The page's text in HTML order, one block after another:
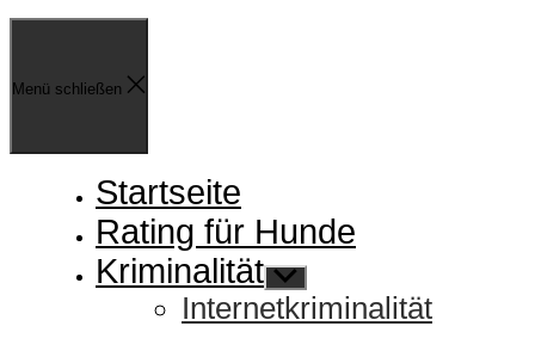
Menü schließen
Startseite
Rating für Hunde
Kriminalität Untermenü
anzeigen
Internetkriminalität